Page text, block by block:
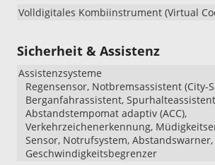
Volldigitales Kombiinstrument (Virtual
Sicherheit & Assistenz
Assistenzsysteme
Regensensor, Notbremsassistent (City-
Berganfahrassistent,
Abstandstempomat adaptiv (ACC),
Verkehrzeichenerkennung,
Sensor, Notrufsystem, Abstandswarner,
Geschwindigkeitsbegrenzer